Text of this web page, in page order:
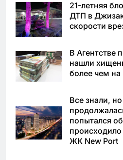
21-летняя
ДТП в
скорости
В Агентстве
нашли
более чем
Все знали,
попытался
ЖК New Port